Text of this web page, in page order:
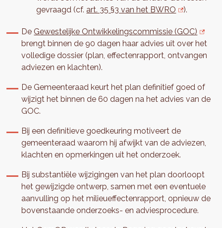
gevraagd (cf. art. 35 §3 van het BWRO ).
De Gewestelijke Ontwikkelingscommissie (GOC)
brengt binnen de 90 dagen haar advies uit over het
volledige dossier (plan, effectenrapport, ontvangen
adviezen en klachten).
De Gemeenteraad keurt het plan definitief goed of
wijzigt het binnen de 60 dagen na het advies van de
GOC.
Bij een definitieve goedkeuring motiveert de
gemeenteraad waarom hij afwijkt van de adviezen,
klachten en opmerkingen uit het onderzoek.
Bij substantiële wijzigingen van het plan doorloopt
het gewijzigde ontwerp, samen met een eventuele
aanvulling op het milieueffectenrapport, opnieuw de
bovenstaande onderzoeks- en adviesprocedure.